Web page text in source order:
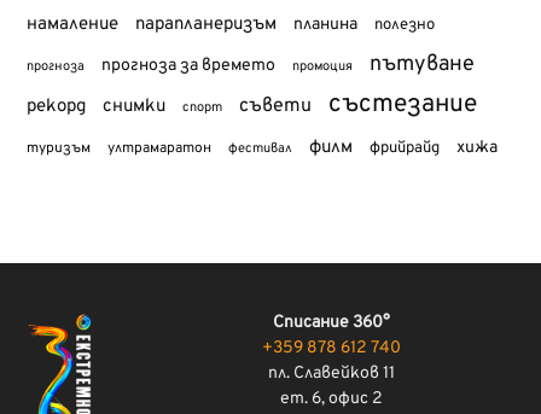
намаление парапланеризъм планина полезно
прогноза прогноза за времето промоция пътуване
рекорд снимки спорт съвети състезание
туризъм ултрамаратон фестивал филм фрийрайд хижа
Списание 360°
+359 878 612 740
пл. Славейков 11
ет. 6, офис 2